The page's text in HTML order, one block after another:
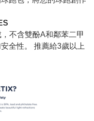
不含雙酚A和鄰苯二甲
全性。 推薦給3歲以上